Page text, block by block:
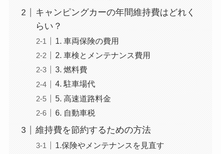
キャンピングカーの年間維持費はどれく
らい？
1. 車両保険の費用
2. 車検とメンテナンス費用
3. 燃料費
4. 駐車場代
5. 高速道路料金
6. 自動車税
維持費を節約するための方法
1.保険やメンテナンスを見直す